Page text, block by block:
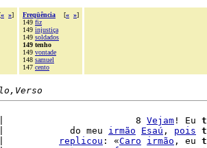
« »]
Freqüência [« »]
149 fiz
149 injustiça
149 soldados
149 tenho
149 vontade
148 samuel
147 cento
|                        8 Vejam ! Eu
|            do meu irmão Esaú , pois
replicou : «Caro irmão , eu